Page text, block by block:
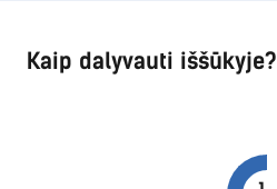
Kaip dalyvauti iššūkyje?